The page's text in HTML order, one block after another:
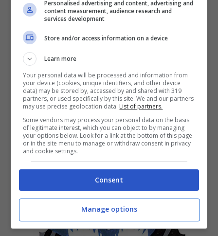
Side Baby & Psicologi –
Guidando Forte: audio e testo
del nuovo brano
13 Dicembre 2019
Personalised advertising and content, advertising and
content measurement, audience research and
services development
Store and/or access information on a device
Learn more
Your personal data will be processed and information from
your device (cookies, unique identifiers, and other device
data) may be stored by, accessed by and shared with 319
partners, or used specifically by this site. We and our partners
may use precise geolocation data. List of partners.
Some vendors may process your personal data on the basis
of legitimate interest, which you can object to by managing
your options below. Look for a link at the bottom of this page
or in the site menu to manage or withdraw consent in privacy
and cookie settings.
Consent
Manage options